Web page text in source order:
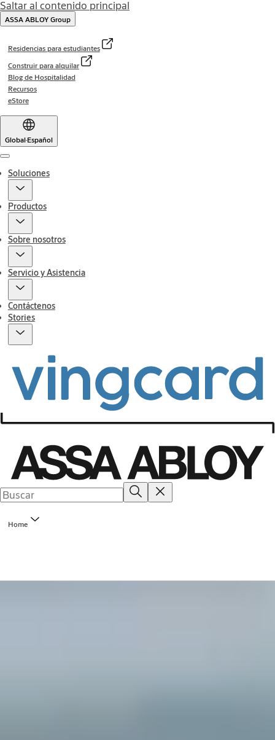
Saltar al contenido principal
ASSA ABLOY Group
Residencias para estudiantes
Construir para alquilar
Blog de Hospitalidad
Recursos
eStore
Global·Español
Menu
Soluciones
Productos
Sobre nosotros
Servicio y Asistencia
Contáctenos
Stories
Home